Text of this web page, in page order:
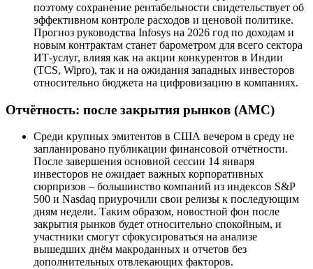
поэтому сохранение рентабельности свидетельствует об
эффективном контроле расходов и ценовой политике.
Прогноз руководства Infosys на 2026 год по доходам и
новым контрактам станет барометром для всего сектора
ИТ-услуг, влияя как на акции конкурентов в Индии
(TCS, Wipro), так и на ожидания западных инвесторов
относительно бюджета на цифровизацию в компаниях.
Отчётность: после закрытия рынков (AMC)
Среди крупных эмитентов в США вечером в среду не
запланировано публикации финансовой отчётности.
После завершения основной сессии 14 января
инвесторов не ожидает важных корпоративных
сюрпризов – большинство компаний из индексов S&P
500 и Nasdaq приурочили свои релизы к последующим
дням недели. Таким образом, новостной фон после
закрытия рынков будет относительно спокойным, и
участники смогут сфокусироваться на анализе
вышедших днём макроданных и отчетов без
дополнительных отвлекающих факторов.